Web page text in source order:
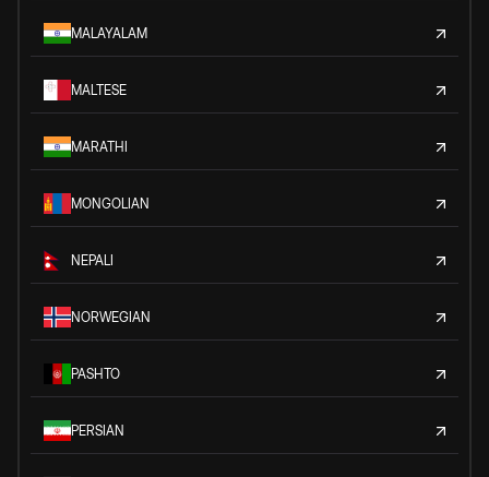
MALAYALAM
MALTESE
MARATHI
MONGOLIAN
NEPALI
NORWEGIAN
PASHTO
PERSIAN